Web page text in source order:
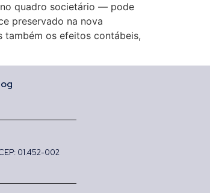
quadro societário — pode
preservado na nova
também os efeitos contábeis,
01.452-002